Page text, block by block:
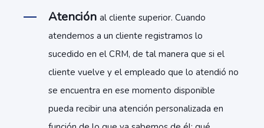
Atención al cliente superior. Cuando
atendemos a un cliente registramos lo
sucedido en el CRM, de tal manera que si el
cliente vuelve y el empleado que lo atendió no
se encuentra en ese momento disponible
pueda recibir una atención personalizada en